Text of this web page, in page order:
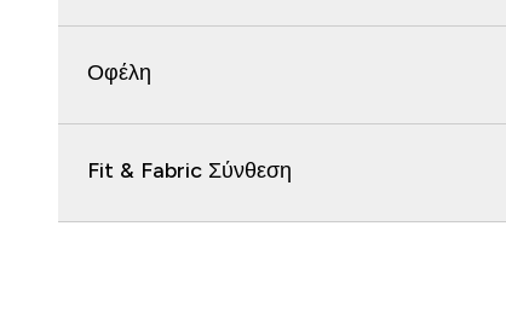
Οφέλη
Fit & Fabric Σύνθεση